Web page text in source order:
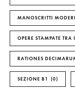
MANOSCRITTI
OPERE STAMPATE
RATIONES
SEZIONE B1 0